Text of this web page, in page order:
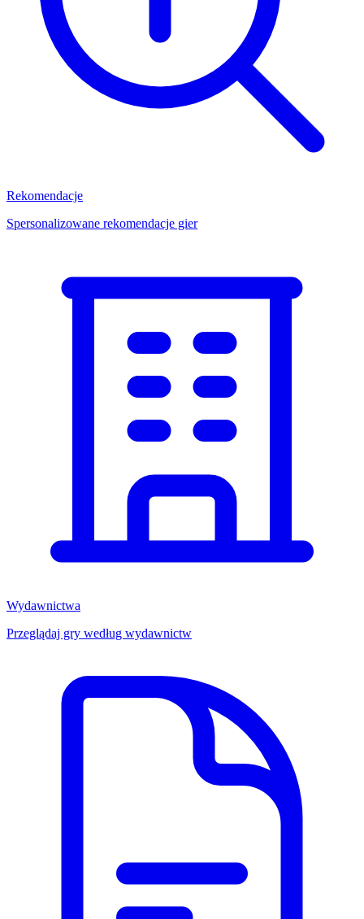
Rekomendacje
Spersonalizowane rekomendacje gier
Wydawnictwa
Przeglądaj gry według wydawnictw